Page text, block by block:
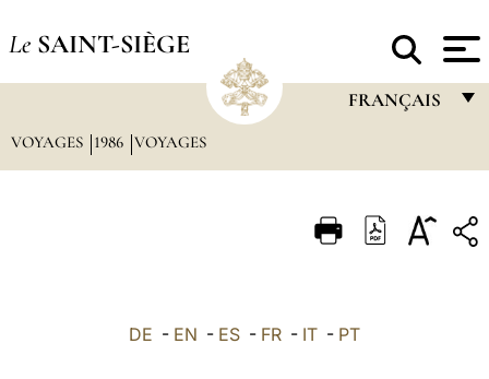
Le SAINT-SIÈGE
FRANÇAIS
ITALIANO
VOYAGES 1986 VOYAGES
DE - EN - ES - FR - IT - PT